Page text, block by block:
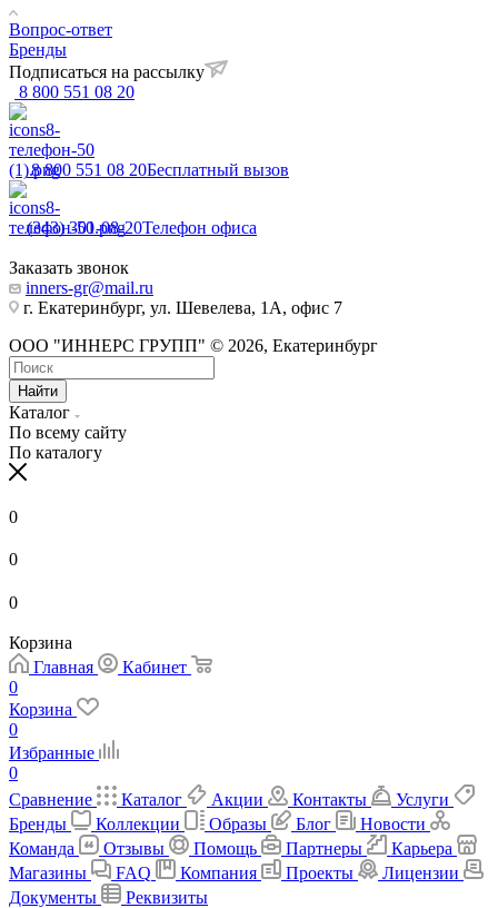
Вопрос-ответ
Бренды
Подписаться на рассылку
8 800 551 08 20
8 800 551 08 20Бесплатный вызов
(343) 301-08-20Телефон офиса
Заказать звонок
inners-gr@mail.ru
г. Екатеринбург, ул. Шевелева, 1А, офис 7
ООО "ИННЕРС ГРУПП" © 2026, Екатеринбург
Найти
Каталог
По всему сайту
По каталогу
0
0
0
Корзина
Главная
Кабинет
0
Корзина
0
Избранные
0
Сравнение
Каталог Акции Контакты
Услуги
Бренды
Коллекции Образы Блог
Новости
Команда
Отзывы Помощь Партнеры
Карьера
Магазины
FAQ Компания Проекты
Лицензии
Документы
Реквизиты